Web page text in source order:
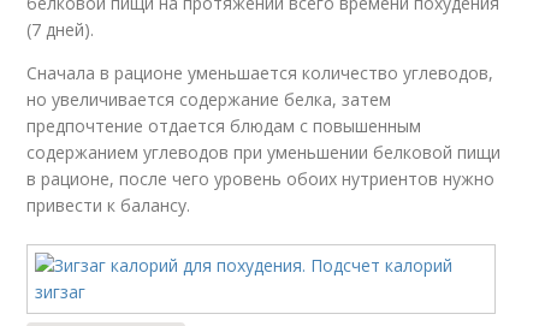
(7 дней).
Сначала в рационе уменьшается количество углеводов,
но увеличивается содержание белка, затем
предпочтение отдается блюдам с повышенным
содержанием углеводов при уменьшении белковой пищи
в рационе, после чего уровень обоих нутриентов нужно
привести к балансу.